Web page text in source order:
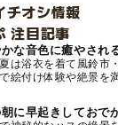
チオシ情報
注目記事
な音色に癒やされ
は浴衣を着て風鈴市
絵付け体験や絶景を
に早起きしておで